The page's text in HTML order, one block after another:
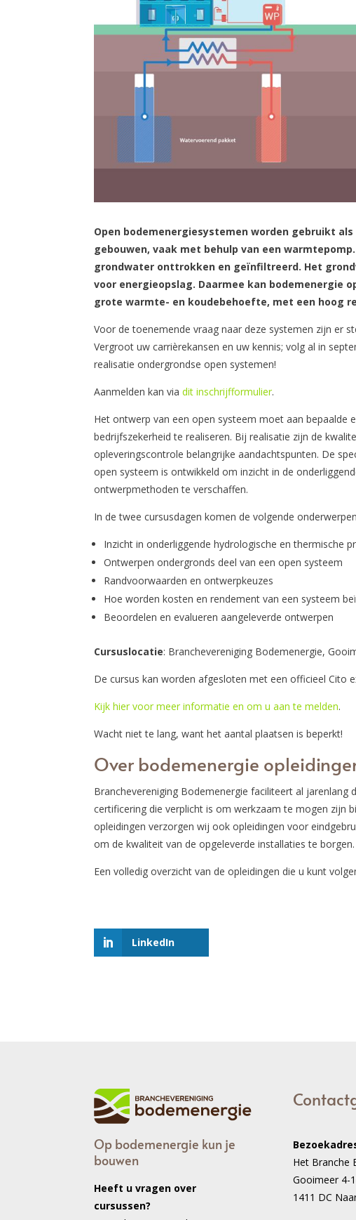
Open bodemenergiesystemen worden gebruikt
gebouwen, vaak met behulp van een
grondwater onttrokken en geïnfiltreerd. Het
voor energieopslag. Daarmee kan bodemenergie
grote warmte- en koudebehoefte, met een hoog
Voor de toenemende vraag naar deze systemen zijn er
Vergroot uw carrièrekansen en uw kennis; volg al in
realisatie ondergrondse open systemen!
Aanmelden kan viadit inschrijfformulier.
Het ontwerp van een open systeem moet aan bepaalde
bedrijfszekerheid te realiseren. Bij realisatie zijn de
opleveringscontrole belangrijke aandachtspunten. De
open systeem is ontwikkeld om inzicht in de
ontwerpmethoden te verschaffen.
In de twee cursusdagen komen de volgende
Inzicht in onderliggende hydrologische en thermische
Ontwerpen ondergronds deel van een open systeem
Randvoorwaarden en ontwerpkeuzes
Hoe worden kosten en rendement van een systeem
Beoordelen en evalueren aangeleverde ontwerpen
Cursuslocatie: Branchevereniging Bodemenergie,
De cursus kan worden afgesloten met een officieel Cito
Kijk hier voor meer informatie en om u aan te melden.
Wacht niet te lang, want het aantal plaatsen is beperkt!
Over bodemenergie
Branchevereniging Bodemenergie faciliteert al jarenlang
certificering die verplicht is om werkzaam te mogen zijn
opleidingen verzorgen wij ook opleidingen voor
om de kwaliteit van de opgeleverde installaties te borgen.
Een volledig overzicht van de opleidingen die u kunt
LinkedIn
Op bodemenergie kun je
bouwen
Heeft u vragen over
cursussen?
Het Branche
Gooimeer 4-
1411 DC